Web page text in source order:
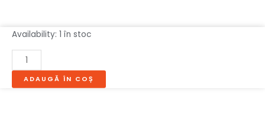
Availability: 1 în stoc
Cantitate
MASUTA
CAFEA
ADAUGĂ ÎN COȘ